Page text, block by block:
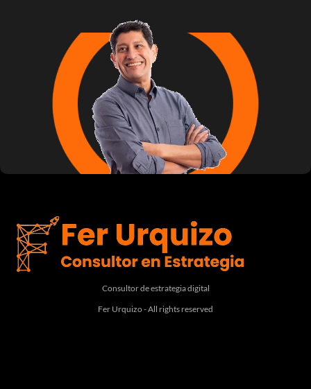
Consultor de estrategia digital
Fer Urquizo - All rights reserved